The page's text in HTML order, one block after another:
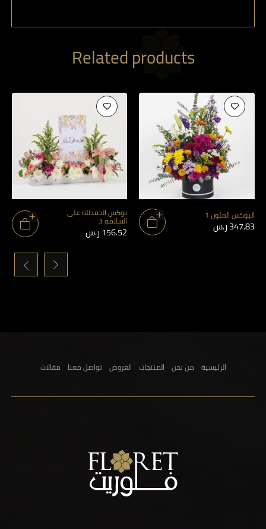
Related products
البوكس الملون 1
347.83ر.س
بوكس الحمدلله على
السلامة 3
156.52ر.س
‹
›
الرئيسية من نحن المنتجات العروض تواصل معنا مقالات